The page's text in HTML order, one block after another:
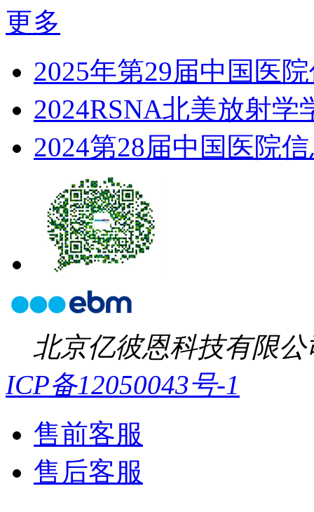
更多
2025年第29届中国医
2024RSNA北美放射学
2024第28届中国医院
北京亿彼恩科技有限
ICP备12050043号-1
售前客服
售后客服